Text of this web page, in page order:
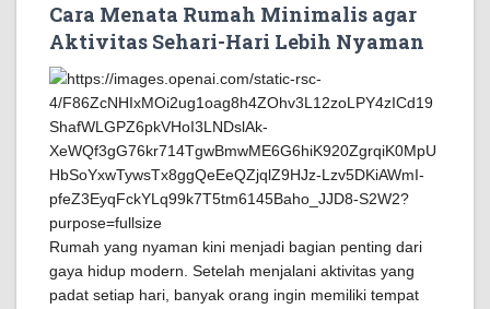
Cara Menata Rumah Minimalis agar
Aktivitas Sehari-Hari Lebih Nyaman
Rumah yang nyaman kini menjadi bagian penting dari
gaya hidup modern. Setelah menjalani aktivitas yang
padat setiap hari, banyak orang ingin memiliki tempat